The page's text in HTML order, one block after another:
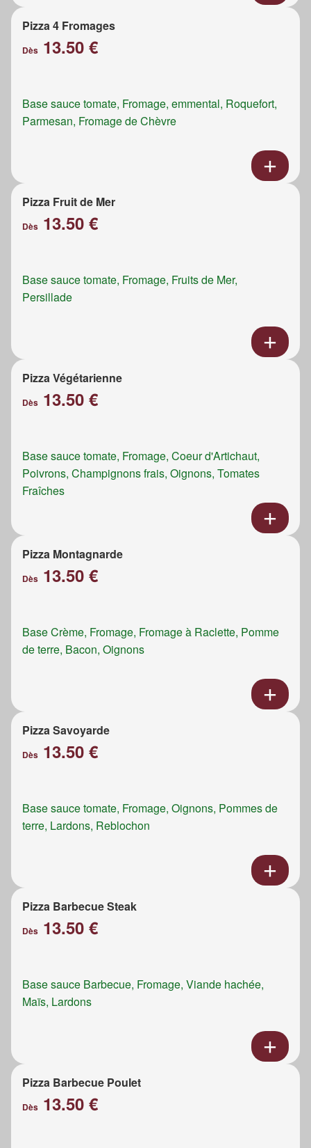
Pizza 4 Fromages
Dès 13.50 €
Base sauce tomate, Fromage, emmental, Roquefort,
Parmesan, Fromage de Chèvre
Pizza Fruit de Mer
Dès 13.50 €
Base sauce tomate, Fromage, Fruits de Mer,
Persillade
Pizza Végétarienne
Dès 13.50 €
Base sauce tomate, Fromage, Coeur d'Artichaut,
Poivrons, Champignons frais, Oignons, Tomates
Fraîches
Pizza Montagnarde
Dès 13.50 €
Base Crème, Fromage, Fromage à Raclette, Pomme
de terre, Bacon, Oignons
Pizza Savoyarde
Dès 13.50 €
Base sauce tomate, Fromage, Oignons, Pommes de
terre, Lardons, Reblochon
Pizza Barbecue Steak
Dès 13.50 €
Base sauce Barbecue, Fromage, Viande hachée,
Maïs, Lardons
Pizza Barbecue Poulet
Dès 13.50 €